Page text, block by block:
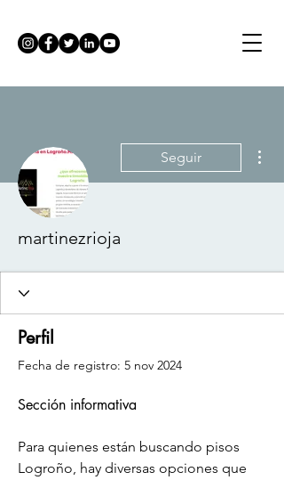
Seguir
martinezrioja
Perfil
Fecha de registro: 5 nov 2024
Sección informativa
Para quienes están buscando pisos
Logroño, hay diversas opciones que